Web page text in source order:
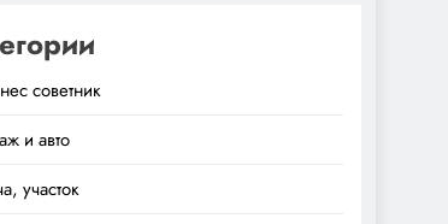
советник
и авто
участок